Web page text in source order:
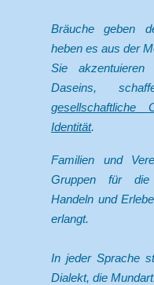
Bräuche geben
heben es aus der
Sie akzentuieren
Daseins,
gesellschaftliche
Identität.
Familien und
Gruppen für
Handeln und
erlangt.
In jeder Sprache
Dialekt, die